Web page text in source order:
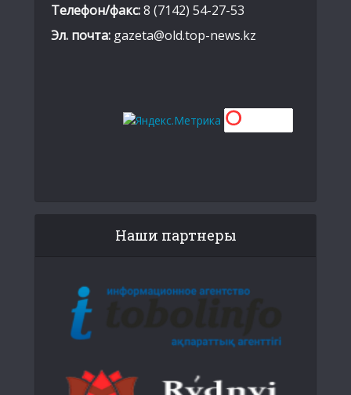
Телефон/факс:8 (7142) 54-27-53
Эл. почта: gazeta@old.top-news.kz
Наши партнеры